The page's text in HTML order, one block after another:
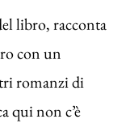
libro, racconta
con un
romanzi di
qui non c’è